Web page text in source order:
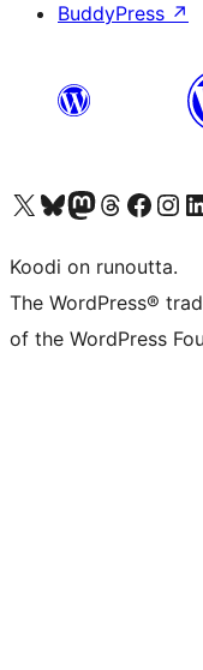
BuddyPress ↗
Visit our X (formerly Twitter) account
Visit our Bluesky account
Visit our Mastodon account
Visit our Threads account
Visit our Facebook page
Visit our
Koodi on runoutta.
The WordPress®
of the WordPress